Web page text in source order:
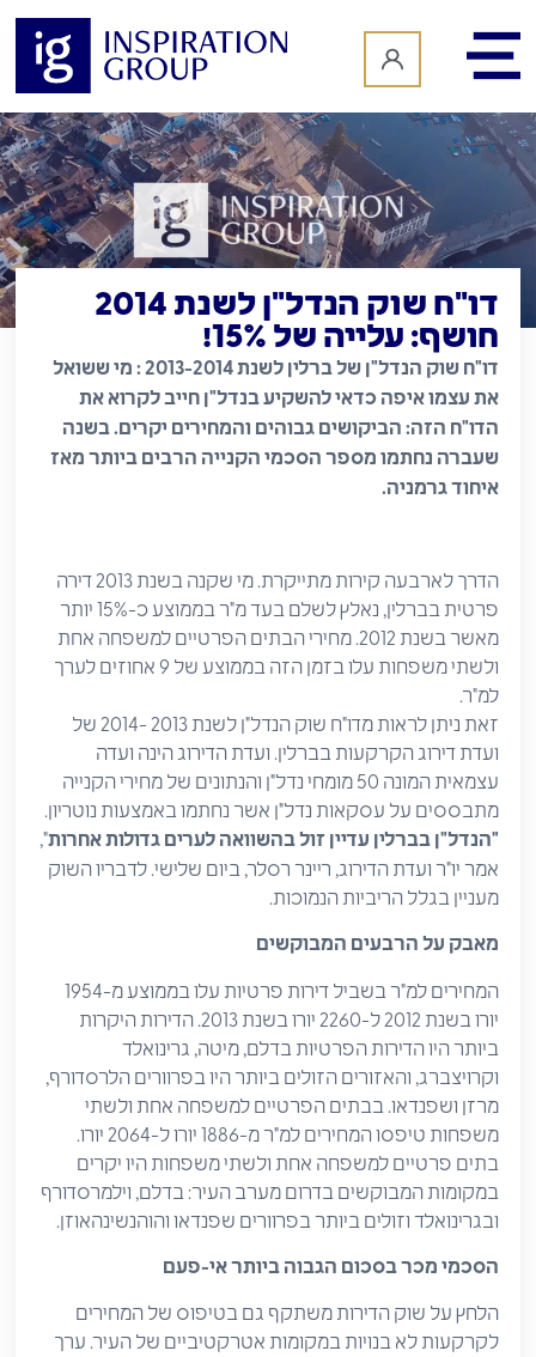
דו"ח שוק הנדל"ן לשנת 2014
חושף: עלייה של 15%!
דו"ח שוק הנדל"ן של ברלין לשנת 2013-2014 : מי ששואל
את עצמו איפה כדאי להשקיע בנדל"ן חייב לקרוא את
הדו"ח הזה: הביקושים גבוהים והמחירים יקרים. בשנה
שעברה נחתמו מספר הסכמי הקנייה הרבים ביותר מאז
איחוד גרמניה.
הדרך לארבעה קירות מתייקרת. מי שקנה בשנת 2013 דירה
פרטית בברלין, נאלץ לשלם בעד מ"ר בממוצע כ-15% יותר
מאשר בשנת 2012. מחירי הבתים הפרטיים למשפחה אחת
ולשתי משפחות עלו בזמן הזה בממוצע של 9 אחוזים לערך
למ"ר.
זאת ניתן לראות מדו"ח שוק הנדל"ן לשנת 2013 -2014 של
ועדת דירוג הקרקעות בברלין. ועדת הדירוג הינה ועדה
עצמאית המונה 50 מומחי נדל"ן והנתונים של מחירי הקנייה
מתבססים על עסקאות נדל"ן אשר נחתמו באמצעות נוטריון.
"הנדל"ן בברלין עדיין זול בהשוואה לערים גדולות אחרות",
אמר יו"ר ועדת הדירוג, ריינר רסלר, ביום שלישי. לדבריו השוק
מעניין בגלל הריביות הנמוכות.
מאבק על הרבעים המבוקשים
המחירים למ"ר בשביל דירות פרטיות עלו בממוצע מ-1954
יורו בשנת 2012 ל-2260 יורו בשנת 2013. הדירות היקרות
ביותר היו הדירות הפרטיות בדלם, מיטה, גרינואלד
וקרויצברג, והאזורים הזולים ביותר היו בפרוורים הלרסדורף,
מרזן ושפנדאו. בבתים הפרטיים למשפחה אחת ולשתי
משפחות טיפסו המחירים למ"ר מ-1886 יורו ל-2064 יורו.
בתים פרטיים למשפחה אחת ולשתי משפחות היו יקרים
במקומות המבוקשים בדרום מערב העיר: בדלם, וילמרסדורף
ובגרינואלד וזולים ביותר בפרוורים שפנדאו והוהנשינהאוזן.
הסכמי מכר בסכום הגבוה ביותר אי-פעם
הלחץ על שוק הדירות משתקף גם בטיפוס של המחירים
לקרקעות לא בנויות במקומות אטרקטיביים של העיר. ערך